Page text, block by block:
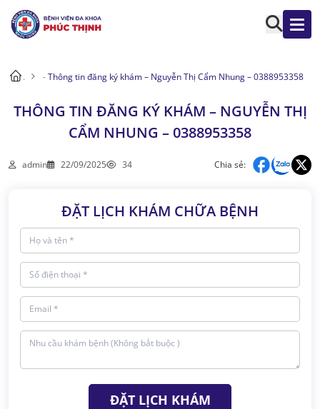
. -Thông tin đăng ký khám – Nguyễn Thị Cẩm Nhung – 0388953358
THÔNG TIN ĐĂNG KÝ KHÁM – NGUYỄN THỊ
CẨM NHUNG – 0388953358
admin 22/09/2025 34 Chia sẻ:
ĐẶT LỊCH KHÁM CHỮA BỆNH
ĐẶT LỊCH KHÁM